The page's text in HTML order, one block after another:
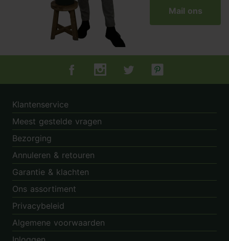
Mail ons
Tuincentrum.nl op Facebook
Tuincentrum.nl op Instagram
Tuincentrum.nl op Twitter
Tuincentrum.nl op
Klantenservice
Meest gestelde vragen
Bezorging
Annuleren & retouren
Garantie & klachten
Ons assortiment
Privacybeleid
Algemene voorwaarden